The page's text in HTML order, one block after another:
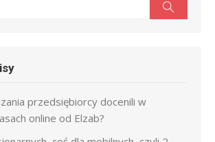
przedsiębiorcy docenili w
online od Elzab?